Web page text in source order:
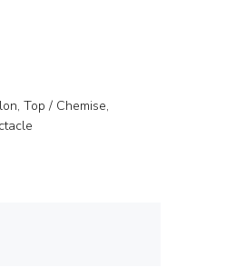
Top / Chemise,